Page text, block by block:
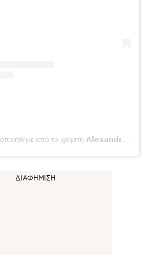
Η δημοσίευση κοινοποιήθηκε από το χρήστη 𝗔𝗹𝗲𝘅𝗮𝗻𝗱𝗿𝗮 𝗞𝗼𝘀𝗺𝗮𝗿𝗶𝗸𝗼𝘂 (@alexandrakosmarikou)